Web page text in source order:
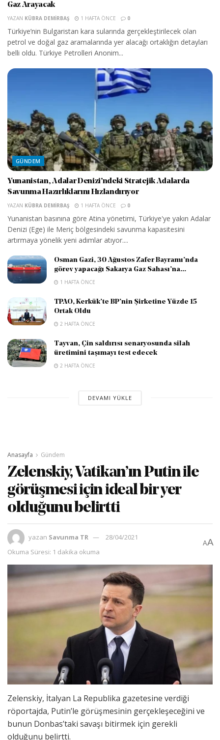
Gaz Arayacak
YAZAN KÜBRA DEMIRBAŞ 1 HAFTA ÖNCE 0
Türkiye’nin Bulgaristan kara sularında gerçekleştirilecek olan
petrol ve doğal gaz aramalarında yer alacağı ortaklığın detayları
belli oldu. Türkiye Petrolleri Anonim...
GÜNDEM
Yunanistan, Adalar Denizi’ndeki Stratejik Adalarda
Savunma Hazırlıklarını Hızlandırıyor
YAZAN KÜBRA DEMIRBAŞ 1 HAFTA ÖNCE 0
Yunanistan basınına göre Atina yönetimi, Türkiye'ye yakın Adalar
Denizi (Ege) ile Meriç bölgesindeki savunma kapasitesini
artırmaya yönelik yeni adımlar atıyor....
Osman Gazi, 30 Ağustos Zafer Bayramı’nda
görev yapacağı Sakarya Gaz Sahası’na...
1 HAFTA ÖNCE
TPAO, Kerkük’te BP’nin Şirketine Yüzde 15
Ortak Oldu
2 HAFTA ÖNCE
Tayvan, Çin saldırısı senaryosunda silah
üretimini taşımayı test edecek
2 HAFTA ÖNCE
DEVAMI YÜKLE
Anasayfa Gündem
Zelenskiy, Vatikan’ın Putin ile
görüşmesi için ideal bir yer
olduğunu belirtti
yazan Savunma TR
28/04/2021
Okuma Süresi: 1 dakika okuma
AA
Zelenskiy, İtalyan La Republika gazetesine verdiği
röportajda, Putin’le görüşmesinin gerçekleşeceğini ve
bunun Donbas’taki savaşı bitirmek için gerekli
olduğunu belirtti.